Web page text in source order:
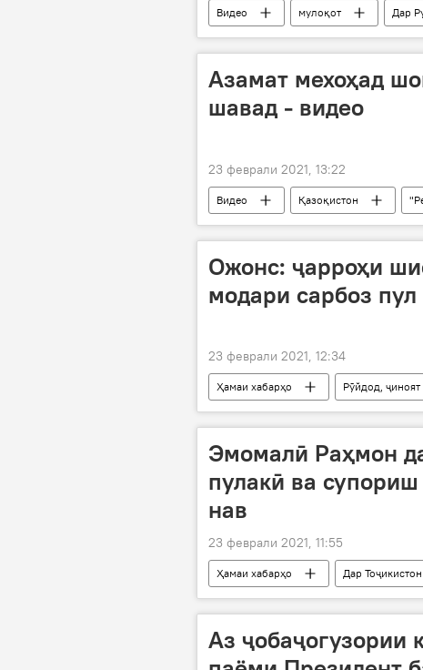
Видео мулоқот Дар
Азамат мехоҳад
шавад - видео
23 феврали 2021, 13:22
Видео Қазоқистон
Ожонс: ҷарроҳи
модари сарбоз
23 феврали 2021, 12:34
Ҳамаи хабарҳо Рӯйдод,
Дар Тоҷикистон
боздошти
Эмомалӣ Раҳмон
пулакӣ ва
нав
23 феврали 2021, 11:55
Ҳамаи хабарҳо Дар Тоҷикистон
Аз ҷобаҷогузории